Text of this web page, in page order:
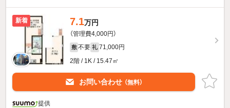
新着 7.1万円
（管理費4,000円）
敷 不要 礼 71,000円
2階 / 1K / 15.47㎡
お問い合わせ （無料）
提供